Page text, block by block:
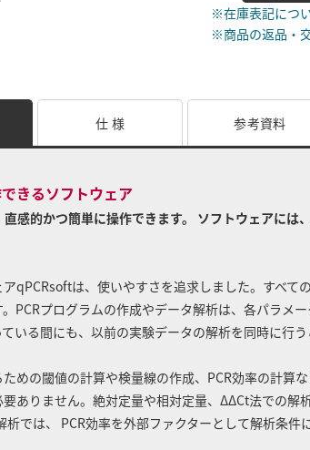
※在庫表記につ
※商品の返品・
仕 様 参考資料
きるソフトウェア
直感的かつ簡単に操作できます。 ソフトウェアには
qPCRsoftは、使いやすさを追求しました。すべて
PCRプログラムの作成やデータ解析は、各パラメ
いる間にも、以前の実験データの解析を同時に行う
めの閾値の計算や検量線の作成、PCR効率の計算
ありません。絶対定量や相対定量、ΔΔCt法での解
では、 PCR効率を外部ファクターとして解析条件